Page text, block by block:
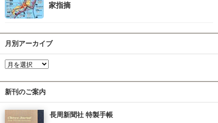
家指摘
月別アーカイブ
新刊のご案内
長周新聞社 特製手帳